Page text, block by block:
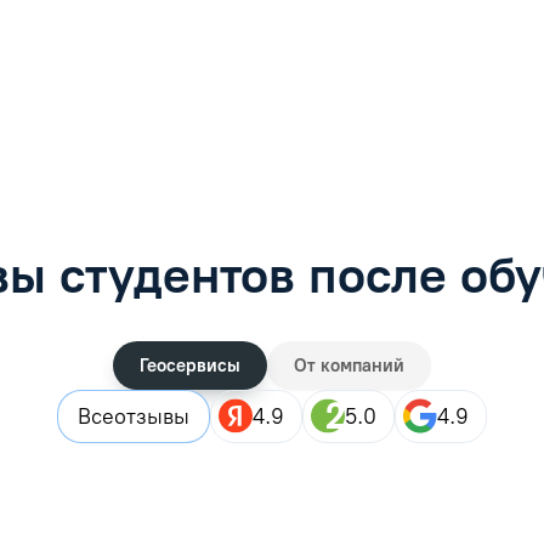
студентов после
Геосервисы От компаний
Всеотзывы 4.9 5.0 4.9